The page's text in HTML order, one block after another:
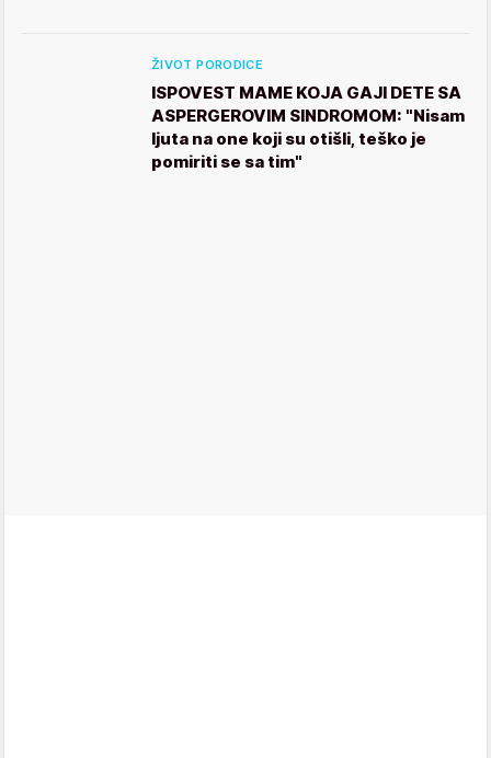
ŽIVOT PORODICE
ISPOVEST MAME KOJA GAJI DETE SA
ASPERGEROVIM SINDROMOM: "Nisam
ljuta na one koji su otišli, teško je
pomiriti se sa tim"